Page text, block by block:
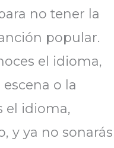
no tener la
popular.
el idioma,
o la
el idioma,
y ya no sonarás